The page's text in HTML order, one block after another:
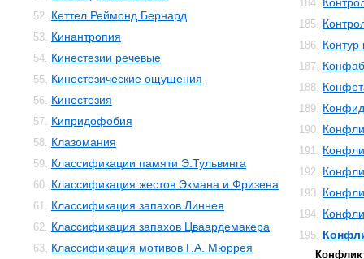
52. Кеттел Реймонд Бернард
53. Кинантропия
54. Кинестезии речевые
55. Кинестезические ощущения
56. Кинестезия
57. Кипридофобия
58. Клазомания
59. Классификации памяти Э.Тульвинга
60. Классификация жестов Экмана и Фризена
61. Классификация запахов Линнея
62. Классификация запахов Цваардемакера
63. Классификация мотивов Г.А. Мюррея
184.
185.
186. Контур
187.
188.
189.
190.
191.
192.
193.
194.
195.